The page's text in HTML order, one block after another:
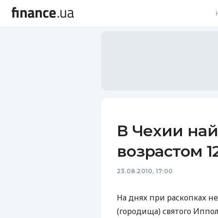
В Чехии
возрастом
23.08.2010, 17:00
На днях при раскопках
(городища) святого